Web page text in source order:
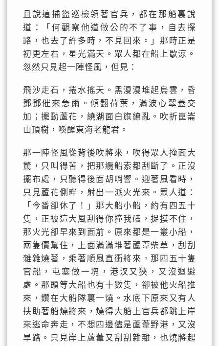
且說這捕盜巡檢領著官兵，都在那船裏說
道：「何觀察他道做公的不了事，自去探
路，也去了許多時，不見回來。」那時正是
初更左右，星光滿天。眾人都在船上歇涼。
忽然只見起一陣怪風，但見：
飛沙走石，捲水搖天。黑漫漫堆起烏雲，昏
鄧鄧催來急雨。傾翻荷葉，滿波心翠蓋交
加；擺動蘆花，繞湖面白旗繚亂。吹折崑崙
山頂樹，喚醒東海老龍君。
那一陣怪風從背後吹將來，吹得眾人掩面大
驚，只叫得苦，把那纜船索都刮斷了。正沒
擺布處，只聽得後面胡哨響。迎著風看時，
只見蘆花側畔，射出一派火光來。眾人道：
「今番卻休了！」那大船小船，約有四五十
隻，正被這大風刮得你撞我磕，捉摸不住，
那火光卻早來到面前。原來都是一叢小船，
兩隻價幫住，上面滿滿堆著蘆葦柴草，刮刮
雜雜燒著，乘著順風直衝將來。那四五十隻
官船，屯塞做一塊，港汊又狹，又沒迴避
處。那頭等大船也有十數隻，卻被他火船推
來，鑽在大船隊裏一燒。水底下原來又有人
扶助著船燒將來，燒得大船上官兵都跳上岸
來逃命奔走，不想四邊儘是蘆葦野港，又沒
旱路。只見岸上蘆葦又刮刮雜雜，也燒將起